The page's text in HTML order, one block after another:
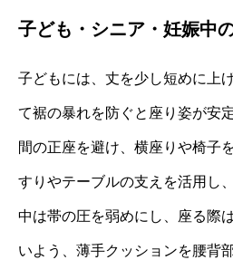
子ども・シニア・妊娠中
子どもには、丈を少し短めに上
て裾の暴れを防ぐと座り姿が安
間の正座を避け、横座りや椅子
すりやテーブルの支えを活用し
中は帯の圧を弱めにし、座る際
いよう、薄手クッションを腰背